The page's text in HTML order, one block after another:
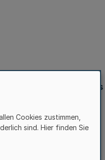
des Landes
und Wegegesetzes
Cookies zustimmen,
sind. Hier finden Sie